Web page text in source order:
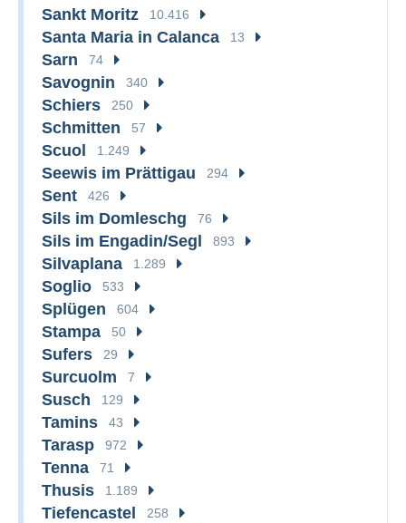
Sankt Moritz
10.416
Santa Maria in Calanca 13
Sarn 74
Savognin 340
Schiers 250
Schmitten 57
Scuol 1.249
Seewis im Prättigau 294
Sent 426
Sils im Domleschg 76
Sils im Engadin/Segl 893
Silvaplana 1.289
Soglio 533
Splügen 604
Stampa 50
Sufers 29
Surcuolm 7
Susch 129
Tamins 43
Tarasp 972
Tenna 71
Thusis 1.189
Tiefencastel 258